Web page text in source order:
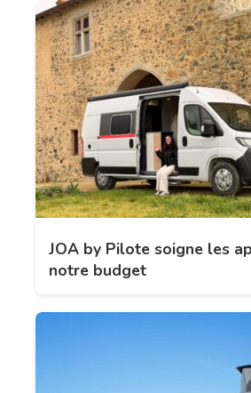
JOA by Pilote soigne les
notre budget